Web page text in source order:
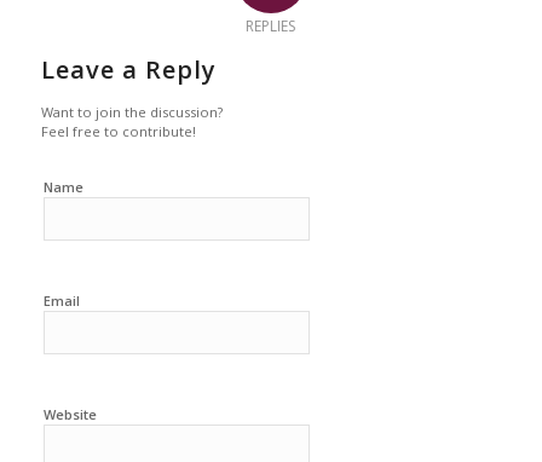
REPLIES
Leave a Reply
Want to join the discussion?
Feel free to contribute!
Name
Email
Website